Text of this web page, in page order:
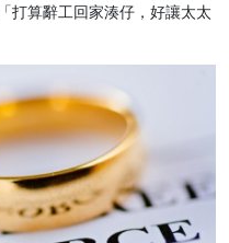
打算辭工回家湊仔，好讓太太